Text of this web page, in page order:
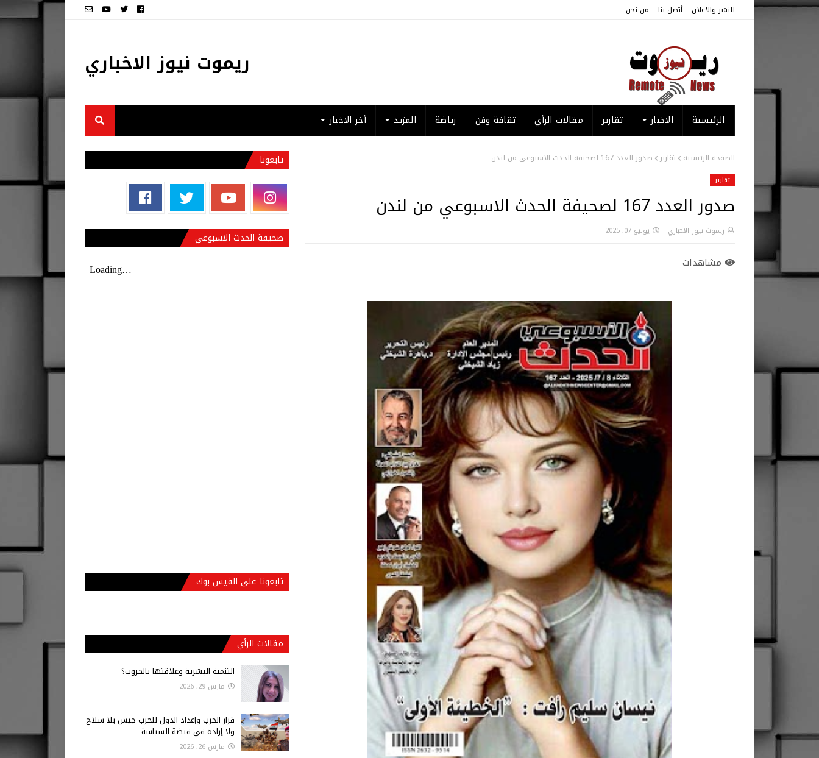
للنشر والاعلان أتصل بنا من نحن
ريموت نيوز الاخباري
الرئيسية الاخبار تقارير مقالات الرأي ثقافة وفن رياضة المزيد أخر الاخبار
الصفحة الرئيسية تقارير صدور العدد 167 لصحيفة الحدث الاسبوعي من لندن
تقارير
صدور العدد 167 لصحيفة الحدث الاسبوعي من لندن
ريموت نيوز الاخباري يوليو 07, 2025
مشاهدات
تابعونا
صحيفة الحدث الاسبوعي
تابعونا على الفيس بوك
مقالات الرأي
التنمية البشرية وعلاقتها بالحروب؟
مارس 29, 2026
قرار الحرب وإعداد الدول للحرب جيش بلا سلاح
ولا إرادة في قبضة السياسة
مارس 26, 2026